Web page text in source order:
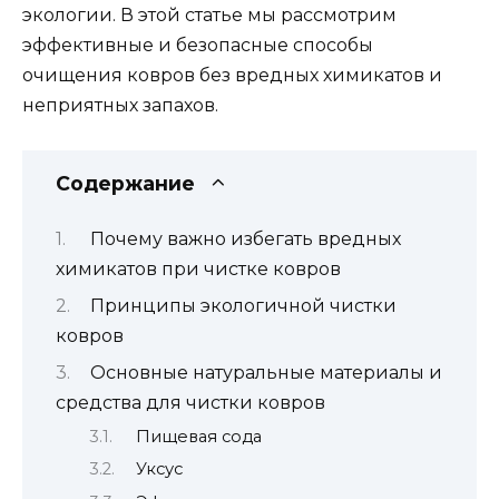
экологии. В этой статье мы рассмотрим
эффективные и безопасные способы
очищения ковров без вредных химикатов и
неприятных запахов.
Содержание
Почему важно избегать вредных
химикатов при чистке ковров
Принципы экологичной чистки
ковров
Основные натуральные материалы и
средства для чистки ковров
Пищевая сода
Уксус